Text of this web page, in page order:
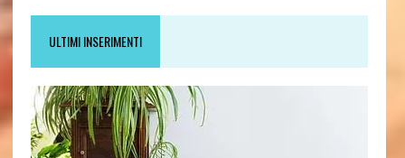
ULTIMI INSERIMENTI